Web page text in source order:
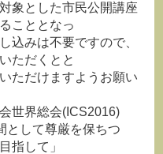
象とした市民公開講座
こととなっ
込みは不要ですので、
ただくとと
ただけますようお願い
世界総会(ICS2016)
として尊厳を保ちつ
指して」